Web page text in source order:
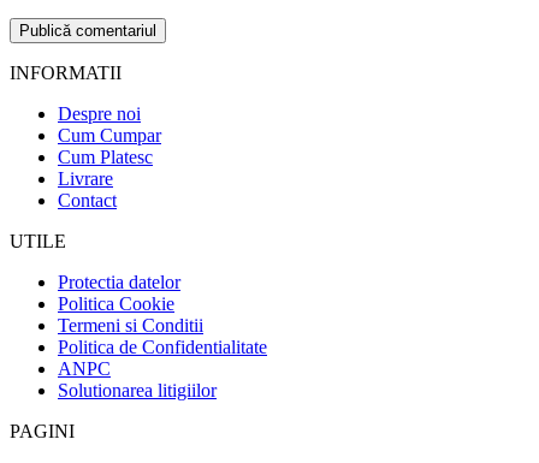
INFORMATII
Despre noi
Cum Cumpar
Cum Platesc
Livrare
Contact
UTILE
Protectia datelor
Politica Cookie
Termeni si Conditii
Politica de Confidentialitate
ANPC
Solutionarea litigiilor
PAGINI